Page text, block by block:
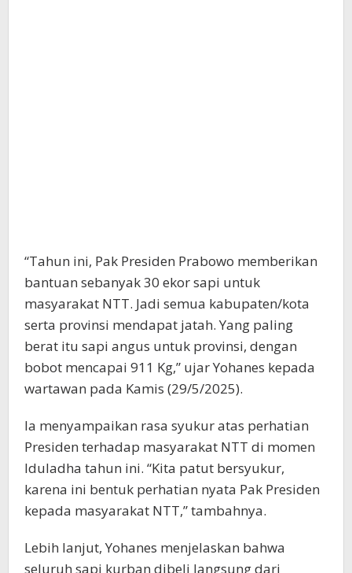
“Tahun ini, Pak Presiden Prabowo memberikan
bantuan sebanyak 30 ekor sapi untuk
masyarakat NTT. Jadi semua kabupaten/kota
serta provinsi mendapat jatah. Yang paling
berat itu sapi angus untuk provinsi, dengan
bobot mencapai 911 Kg,” ujar Yohanes kepada
wartawan pada Kamis (29/5/2025).
Ia menyampaikan rasa syukur atas perhatian
Presiden terhadap masyarakat NTT di momen
Iduladha tahun ini. “Kita patut bersyukur,
karena ini bentuk perhatian nyata Pak Presiden
kepada masyarakat NTT,” tambahnya.
Lebih lanjut, Yohanes menjelaskan bahwa
seluruh sapi kurban dibeli langsung dari